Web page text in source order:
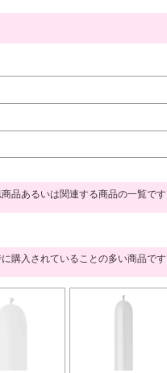
品あるいは関連する商品の一覧です
購入されていることの多い商品です